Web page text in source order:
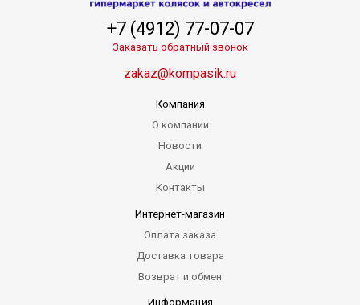
+7 (4912) 77-07-07
Заказать обратный звонок
zakaz@kompasik.ru
Компания
О компании
Новости
Акции
Контакты
Интернет-магазин
Оплата заказа
Доставка товара
Возврат и обмен
Информация